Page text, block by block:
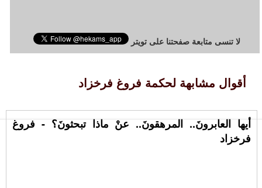
لا تنسى متابعة صفحتنا على تويتر
أقوال مشابهة لحكمة فروغ فرخزاد
أيها العابرونَ.. المرهقونَ.. عنْ ماذا تبحثونَ؟ - فروغ
فرخزاد